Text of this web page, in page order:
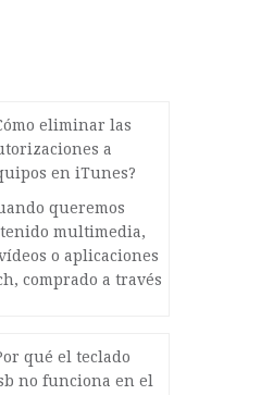
eliminar las
a
en iTunes?
queremos
multimedia,
o aplicaciones
comprado a través
qué el teclado
no funciona en el